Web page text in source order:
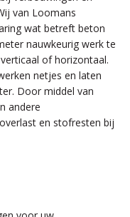
van Loomans
wat betreft beton
nauwkeurig werk te
of horizontaal.
netjes en laten
Door middel van
andere
en stofresten bij